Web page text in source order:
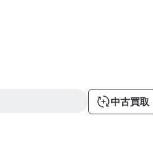
中古買取